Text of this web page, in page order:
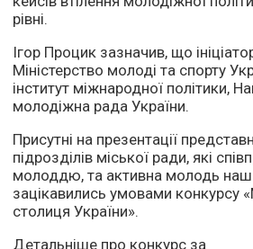
рівні.
Ігор Процик зазначив, що
Міністерство молоді та спорту
інститут міжнародної політики,
молодіжна рада України.
Присутні на презентації
підрозділів міської ради, які
молоддю, та активна молодь
зацікавились умовами конкурсу
столиця України».
Детальніше про конкурс за